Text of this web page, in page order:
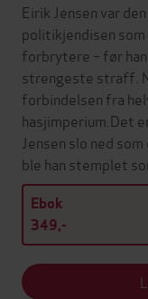
Eirik Jensen var
politikjendisen
forbrytere – før
strengeste straff.
forbindelsen fra
hasjimperium.Det
Jensen slo ned
ble han stemplet
Ebok
349,-